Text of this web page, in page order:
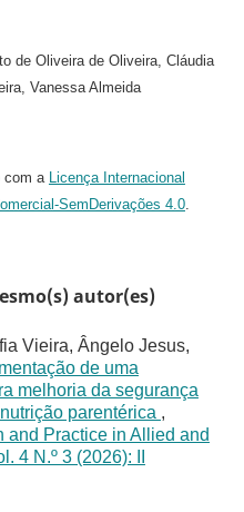
de Oliveira de Oliveira, Cláudia
Vanessa Almeida
com a Licença Internacional
SemDerivações 4.0.
autor(es)
Vieira, Ângelo Jesus,
de uma
melhoria da segurança
parentérica ,
and Practice in Allied and
4 N.º 3 (2026): II